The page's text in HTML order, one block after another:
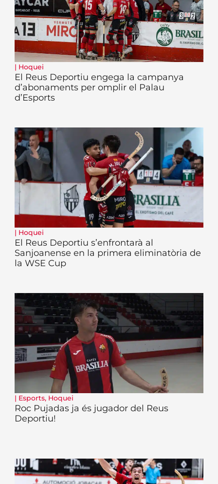
| Hoquei
El Reus Deportiu engega la campanya
d’abonaments per omplir el Palau
d’Esports
| Hoquei
El Reus Deportiu s’enfrontarà al
Sanjoanense en la primera eliminatòria de
la WSE Cup
| Esports, Hoquei
Roc Pujadas ja és jugador del Reus
Deportiu!